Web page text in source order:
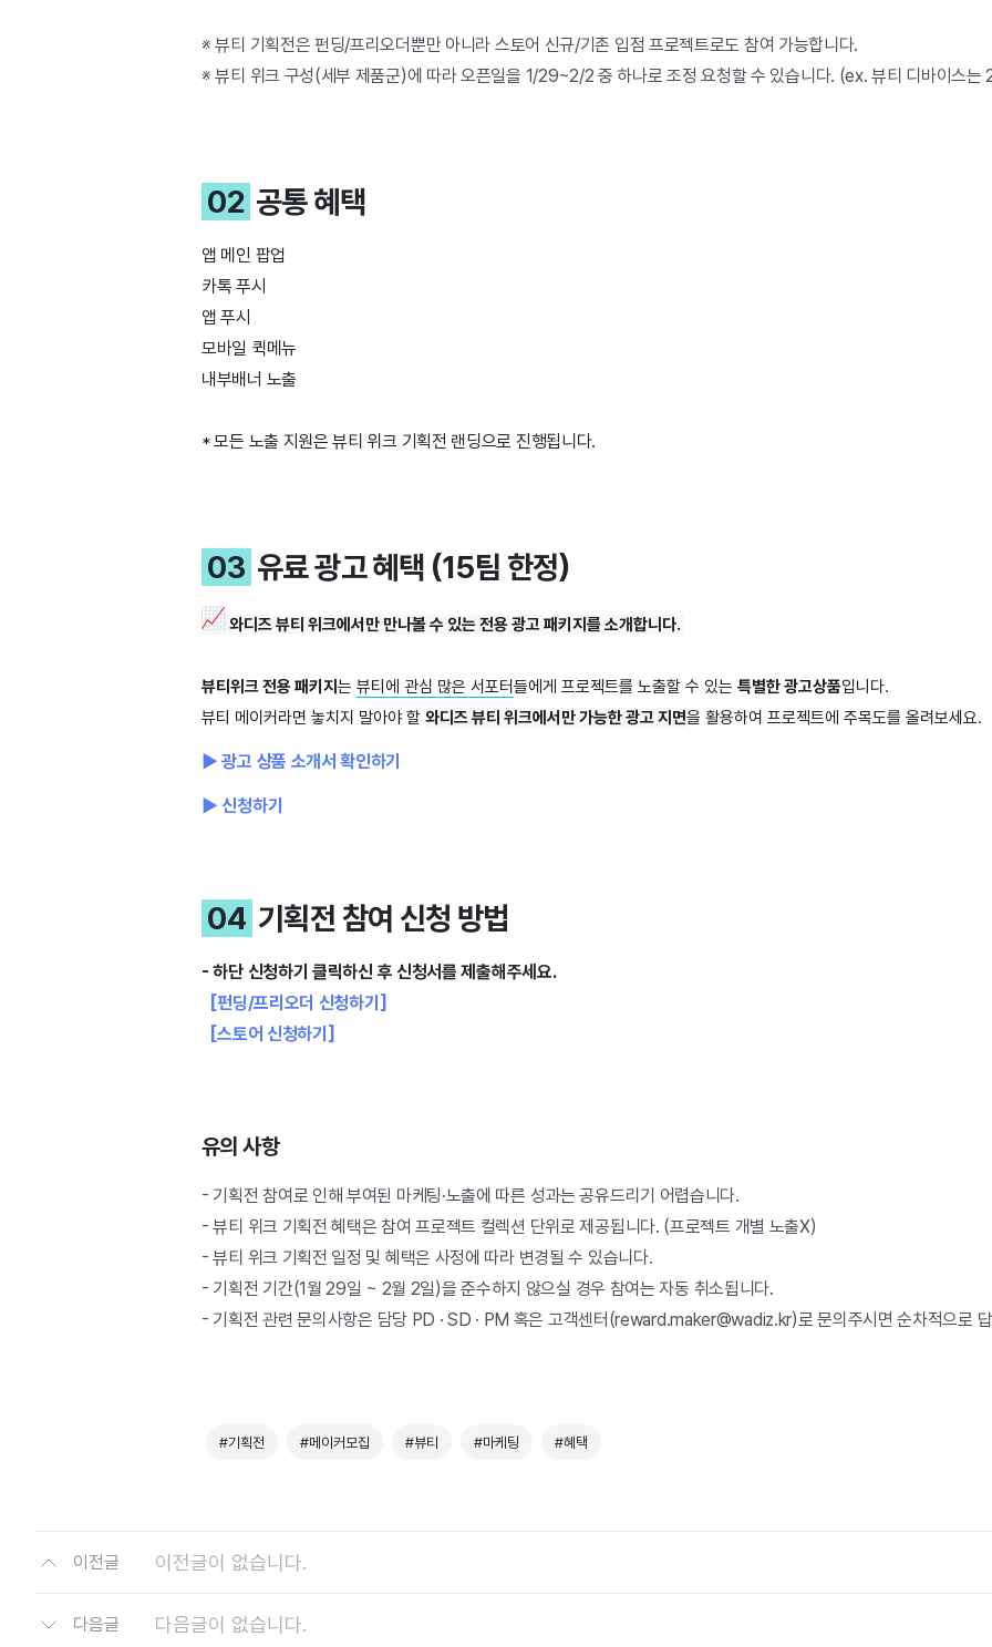
※ 뷰티 기획전은 펀딩/프리오더뿐만 아니라 스토어 신규/기존 입점 프로젝트로도 참여 가능합니다.
※ 뷰티 위크 구성(세부 제품군)에 따라 오픈일을 1/29~2/2 중 하나로 조정 요청할 수 있습니다. (ex. 뷰티 디바이스는
02 공통 혜택
앱 메인 팝업
카톡 푸시
앱 푸시
모바일 퀵메뉴
내부배너 노출
* 모든 노출 지원은 뷰티 위크 기획전 랜딩으로 진행됩니다.
03 유료 광고 혜택 (15팀 한정)
와디즈 뷰티 위크에서만 만나볼 수 있는전용 광고 패키지를 소개합니다.
뷰티위크 전용 패키지 는 뷰티에 관심 많은 서포터들에게 프로젝트를 노출할 수 있는 특별한 광고상품입니다.
뷰티 메이커라면 놓치지 말아야 할 와디즈 뷰티 위크에서만 가능한 광고 지면을 활용하여 프로젝트에 주목도를 올려보세요.
▶ 광고 상품 소개서 확인하기
▶ 신청하기
04 기획전 참여 신청 방법
- 하단 신청하기 클릭하신 후 신청서를 제출해주세요.
[펀딩/프리오더 신청하기]
[스토어 신청하기]
유의 사항
- 기획전 참여로 인해 부여된 마케팅·노출에 따른 성과는 공유드리기 어렵습니다.
- 뷰티 위크 기획전 혜택은 참여 프로젝트 컬렉션 단위로 제공됩니다. (프로젝트 개별 노출X)
- 뷰티 위크 기획전 일정 및 혜택은 사정에 따라 변경될 수 있습니다.
- 기획전 기간(1월 29일 ~ 2월 2일)을 준수하지 않으실 경우 참여는 자동 취소됩니다.
- 기획전 관련 문의사항은 담당 PD · SD · PM 혹은 고객센터(reward.maker@wadiz.kr)로 문의주시면 순차적으로
#기획전 #메이커모집 #뷰티 #마케팅 #혜택
이전글 이전글이 없습니다.
다음글 다음글이 없습니다.